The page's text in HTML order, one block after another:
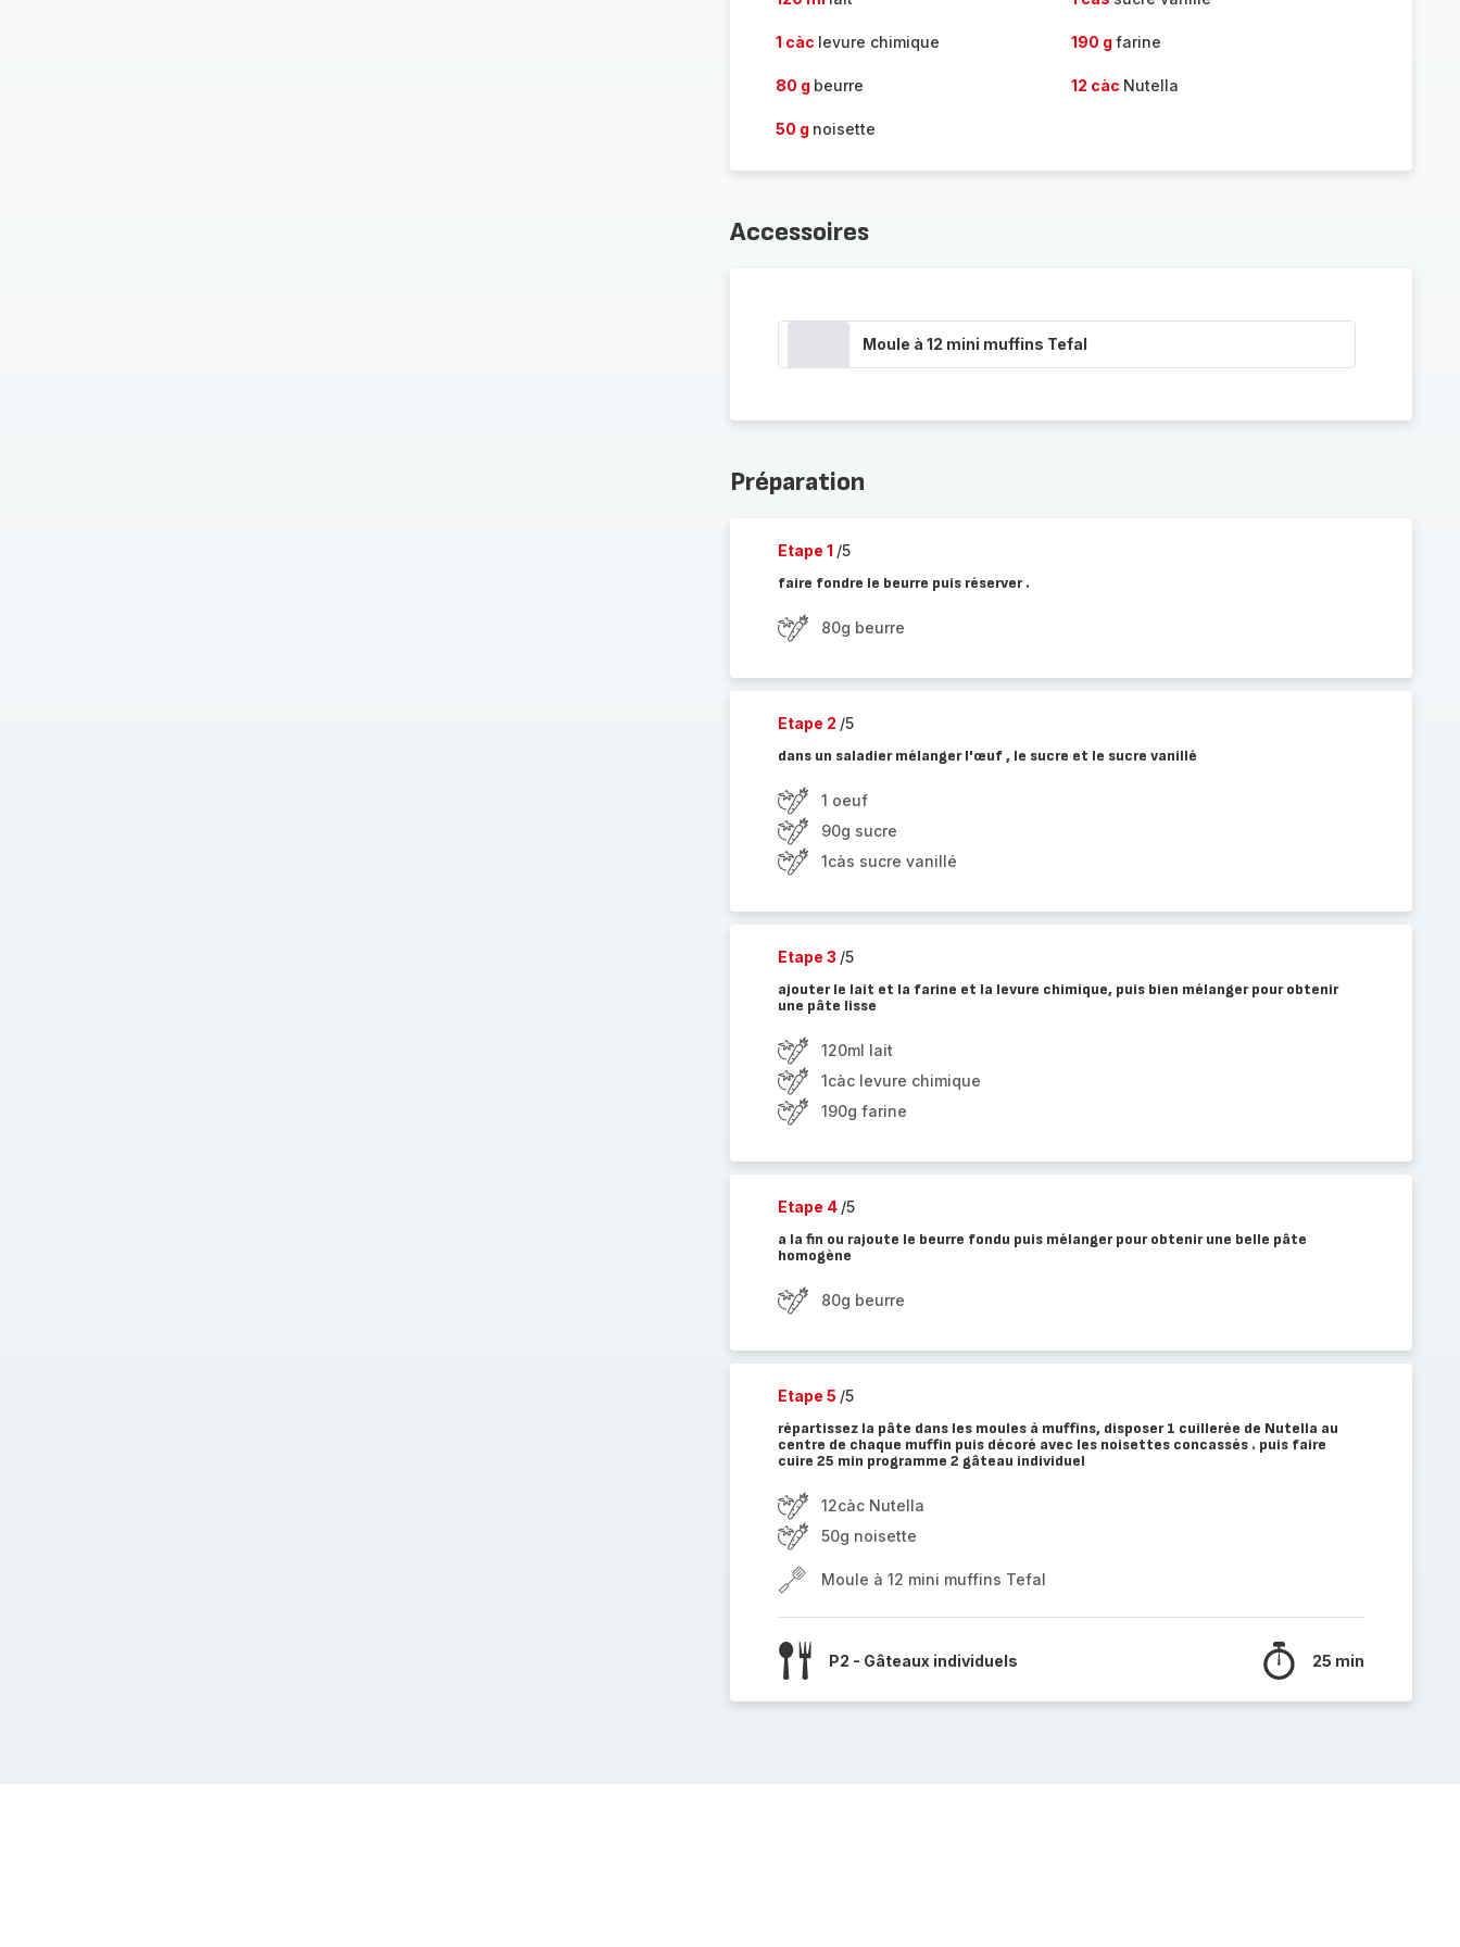
1 càc levure chimique 190 g farine
80 g beurre 12 càc Nutella
50 g noisette
Accessoires
Moule à 12 mini muffins Tefal
Préparation
Etape 1 /5
faire fondre le beurre puis réserver .
80g beurre
Etape 2 /5
dans un saladier mélanger l'œuf , le sucre et le sucre vanillé
1 oeuf
90g sucre
1càs sucre vanillé
Etape 3 /5
ajouter le lait et la farine et la levure chimique, puis bien mélanger pour obtenir
une pâte lisse
120ml lait
1càc levure chimique
190g farine
Etape 4 /5
a la fin ou rajoute le beurre fondu puis mélanger pour obtenir une belle pâte
homogène
80g beurre
Etape 5 /5
répartissez la pâte dans les moules à muffins, disposer 1 cuillerée de Nutella au
centre de chaque muffin puis décoré avec les noisettes concassés . puis faire
cuire 25 min programme 2 gâteau individuel
12càc Nutella
50g noisette
Moule à 12 mini muffins Tefal
P2 - Gâteaux individuels 25 min